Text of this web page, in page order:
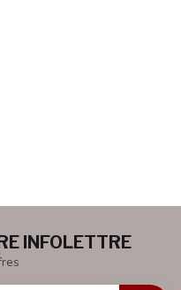
INFOLETTRE